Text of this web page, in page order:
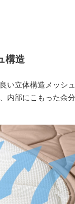
構造
い立体構造メッシ
内部にこもった余